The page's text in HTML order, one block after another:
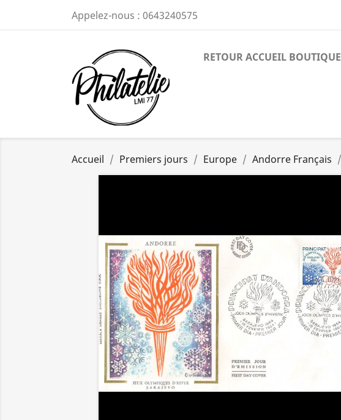
Appelez-nous : 0643240575
RETOUR ACCUEIL BOUTIQUE
Accueil Premiers jours Europe Andorre Français